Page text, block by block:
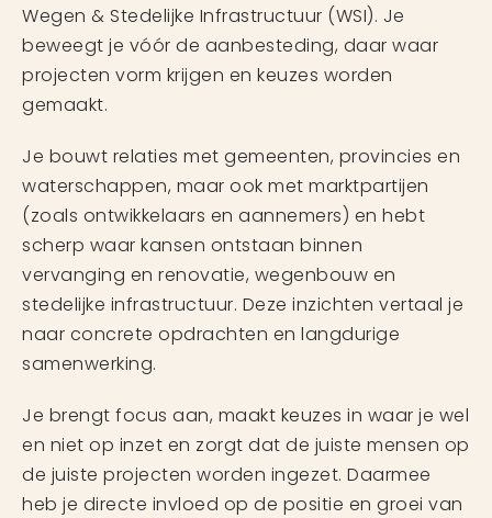
Wegen & Stedelijke Infrastructuur (WSI). Je
beweegt je vóór de aanbesteding, daar waar
projecten vorm krijgen en keuzes worden
gemaakt.
Je bouwt relaties met gemeenten, provincies en
waterschappen, maar ook met marktpartijen
(zoals ontwikkelaars en aannemers) en hebt
scherp waar kansen ontstaan binnen
vervanging en renovatie, wegenbouw en
stedelijke infrastructuur. Deze inzichten vertaal je
naar concrete opdrachten en langdurige
samenwerking.
Je brengt focus aan, maakt keuzes in waar je wel
en niet op inzet en zorgt dat de juiste mensen op
de juiste projecten worden ingezet. Daarmee
heb je directe invloed op de positie en groei van